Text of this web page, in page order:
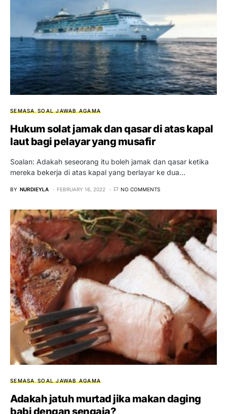
SEMASA SOAL JAWAB AGAMA
Hukum solat jamak dan qasar di atas kapal
laut bagi pelayar yang musafir
Soalan: Adakah seseorang itu boleh jamak dan qasar ketika
mereka bekerja di atas kapal yang berlayar ke dua…
BY NURDIEYLA FEBRUARY 16, 2022 NO COMMENTS
SEMASA SOAL JAWAB AGAMA
Adakah jatuh murtad jika makan daging
babi dengan sengaja?